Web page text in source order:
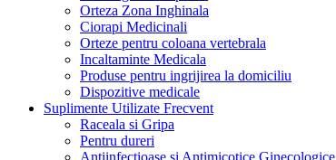
Orteza Zona Inghinala
Ciorapi Medicinali
Orteze pentru coloana vertebrala
Incaltaminte Medicala
Produse pentru ingrijirea la domiciliu
Dispozitive medicale
Suplimente Utilizate Frecvent
Raceala si Gripa
Pentru dureri
Antiinfectioase si Antimicotice Ginecologice